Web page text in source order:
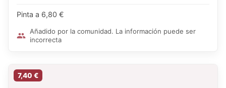
Pinta a 6,80 €
Añadido por la comunidad. La información puede ser
incorrecta
7,40 €